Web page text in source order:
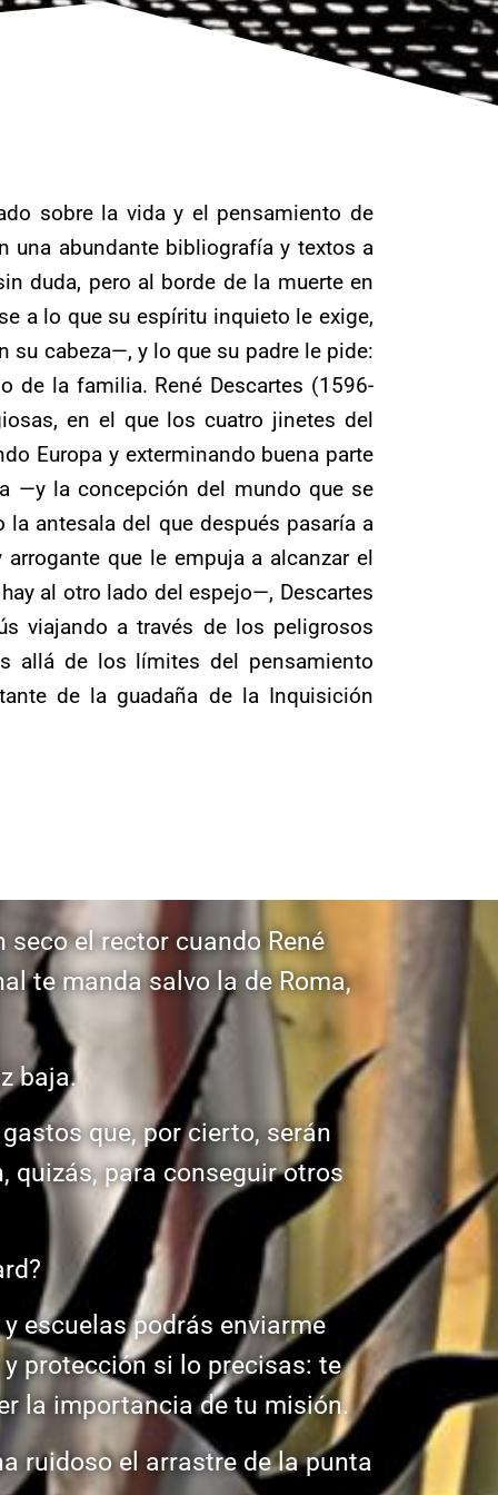
sobre la vida y el pensamiento de
una abundante bibliografía y textos a
duda, pero al borde de la muerte en
a lo que su espíritu inquieto le exige,
cabeza—, y lo que su padre le pide:
de la familia. René Descartes (1596-
en el que los cuatro jinetes del
Europa y exterminando buena parte
—y la concepción del mundo que se
antesala del que después pasaría a
que le empuja a alcanzar el
al otro lado del espejo—, Descartes
viajando a través de los peligrosos
allá de los límites del pensamiento
de la guadaña de la Inquisición
el rector cuando René
te manda salvo la de Roma,
baja.
que, por cierto, serán
quizás, para conseguir otros
escuelas podrás enviarme
protección si lo precisas: te
la importancia de tu misión.
ruidoso el arrastre de la punta